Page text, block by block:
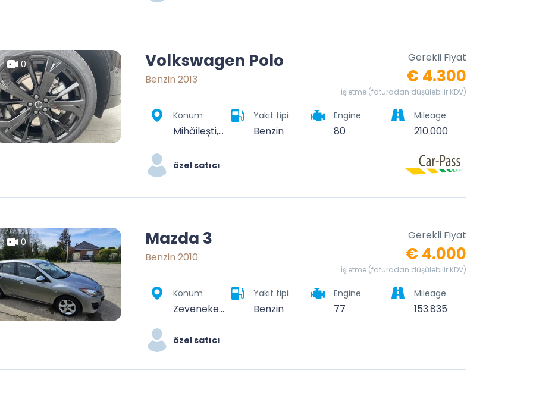
0 Volkswagen Polo
Benzin 2013
Gerekli Fiyat
€ 4.300
İşletme (faturadan düşülebilir KDV)
Konum
Mihăilești, Giurgiu, România
Yakıt tipi
Benzin
Engine
80
Mileage
210.000
özel satıcı
0 Mazda 3
Benzin 2010
Gerekli Fiyat
€ 4.000
İşletme (faturadan düşülebilir KDV)
Konum
Zeveneken, Lochristi, Gent, Oost-Vlaanderen, Vlaanderen, België
Yakıt tipi
Benzin
Engine
77
Mileage
153.835
özel satıcı